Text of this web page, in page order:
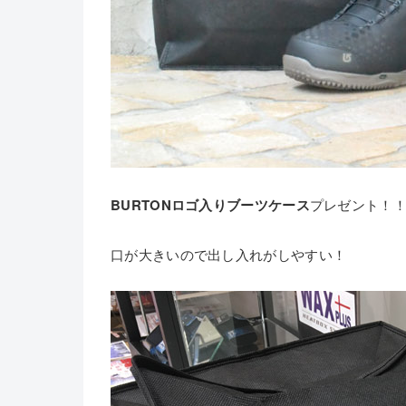
BURTONロゴ入りブーツケースプレゼント！！
口が大きいので出し入れがしやすい！